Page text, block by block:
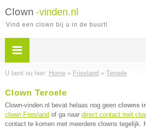
Clown -vinden.nl
Vind een clown bij u in de buurt!
U bent nu hier: Home » Friesland » Teroele
Clown Teroele
Clown-vinden.nl bevat helaas nog geen clowns
clown Friesland of ga naar direct contact met
contact te komen met meerdere clowns tegelijk.